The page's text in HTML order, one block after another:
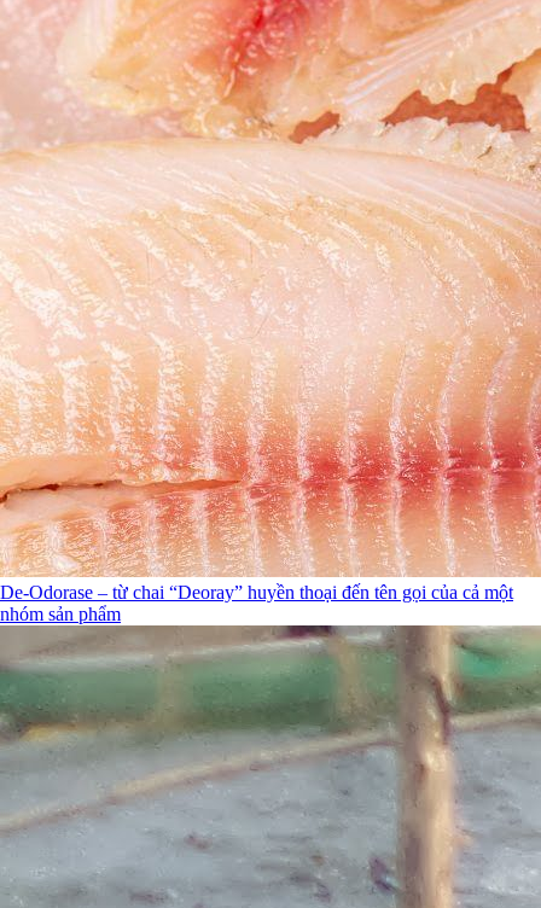
De-Odorase – từ chai “Deoray” huyền thoại đến tên gọi của cả một
nhóm sản phẩm